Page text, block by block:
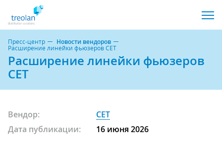
Пресс-центр Новости вендоров
Расширение линейки фьюзеров CET
Расширение линейки фьюзеров
CET
Вендор:
CET
Дата публикации:
16 июня 2026